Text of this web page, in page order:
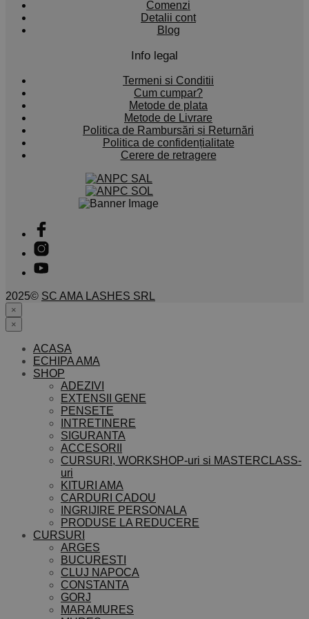
Comenzi
Detalii cont
Blog
Info legal
Termeni si Conditii
Cum cumpar?
Metode de plata
Metode de Livrare
Politica de Rambursări și Returnări
Politica de confidențialitate
Cerere de retragere
2025© SC AMA LASHES SRL
×
×
ACASA
ECHIPA AMA
SHOP
ADEZIVI
EXTENSII GENE
PENSETE
INTRETINERE
SIGURANTA
ACCESORII
CURSURI, WORKSHOP-uri si MASTERCLASS-
uri
KITURI AMA
CARDURI CADOU
INGRIJIRE PERSONALA
PRODUSE LA REDUCERE
CURSURI
ARGES
BUCURESTI
CLUJ NAPOCA
CONSTANTA
GORJ
MARAMURES